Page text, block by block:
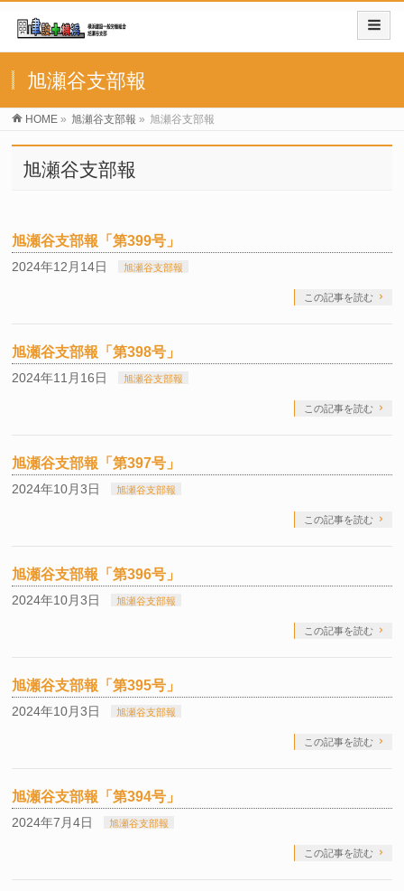
旭瀬谷支部報
HOME » 旭瀬谷支部報 » 旭瀬谷支部報
旭瀬谷支部報
旭瀬谷支部報「第399号」
2024年12月14日 旭瀬谷支部報
この記事を読む
旭瀬谷支部報「第398号」
2024年11月16日 旭瀬谷支部報
この記事を読む
旭瀬谷支部報「第397号」
2024年10月3日 旭瀬谷支部報
この記事を読む
旭瀬谷支部報「第396号」
2024年10月3日 旭瀬谷支部報
この記事を読む
旭瀬谷支部報「第395号」
2024年10月3日 旭瀬谷支部報
この記事を読む
旭瀬谷支部報「第394号」
2024年7月4日 旭瀬谷支部報
この記事を読む